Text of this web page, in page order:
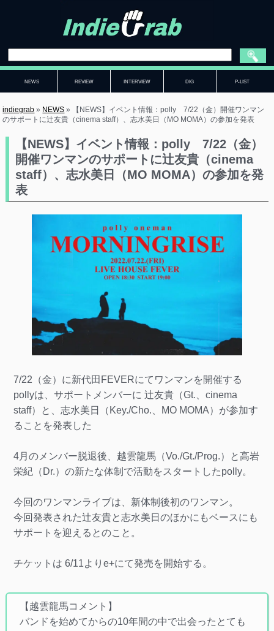
NEWS REVIEW INTERVIEW DIG P-LIST
indiegrab » NEWS »
【NEWS】イベント情報：polly 7/22（金）開催ワンマン
のサポートに辻友貴（cinema staff）、志水美日（MO MOMA）の参加を発表
【NEWS】イベント情報：polly 7/22（金）
開催ワンマンのサポートに辻友貴（cinema
staff）、志水美日（MO MOMA）の参加を発
表
7/22（金）に新代田FEVERにてワンマンを開催する
pollyは、サポートメンバーに 辻友貴（Gt.、cinema
staff）と、志水美日（Key./Cho.、MO MOMA）が参加す
ることを発表した
4月のメンバー脱退後、越雲龍馬（Vo./Gt./Prog.）と高岩
栄紀（Dr.）の新たな体制で活動をスタートしたpolly。
今回のワンマンライブは、新体制後初のワンマン。
今回発表された辻友貴と志水美日のほかにもベースにも
サポートを迎えるとのこと。
チケットは 6/11よりe+にて発売を開始する。
【越雲龍馬コメント】
バンドを始めてからの10年間の中で出会ったとても